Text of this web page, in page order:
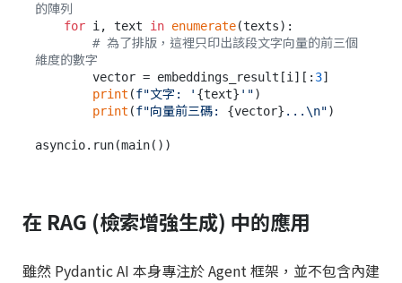
的陣列
for i, text in enumerate(texts):
# 為了排版，這裡只印出該段文字向量的前三個
維度的數字
        vector = embeddings_result[i][:
3]
print (f"文字: ' {text} '")
print (f"向量前三碼: {vector} ...\n")
在 RAG (檢索增強生成) 中的應用
雖然 Pydantic AI 本身專注於 Agent 框架，並不包含內建